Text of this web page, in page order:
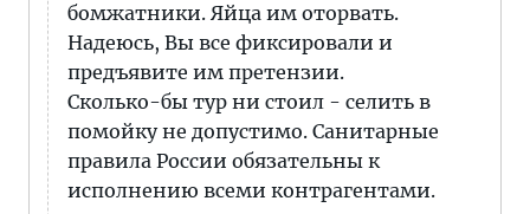
бомжатники. Яйца им оторвать.
Надеюсь, Вы все фиксировали и
предъявите им претензии.
Сколько-бы тур ни стоил - селить в
помойку не допустимо. Санитарные
правила России обязательны к
исполнению всеми контрагентами.